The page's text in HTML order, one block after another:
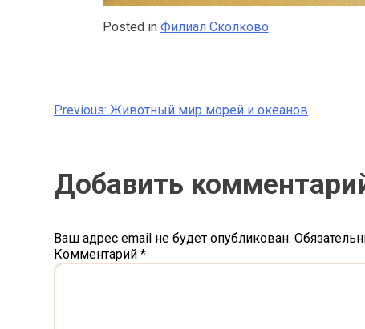
Posted in Филиал Сколково
Навигация
по
записям
Previous: Животный мир морей и океанов
Добавить
Ваш адрес email не будет опубликован.
Комментарий*